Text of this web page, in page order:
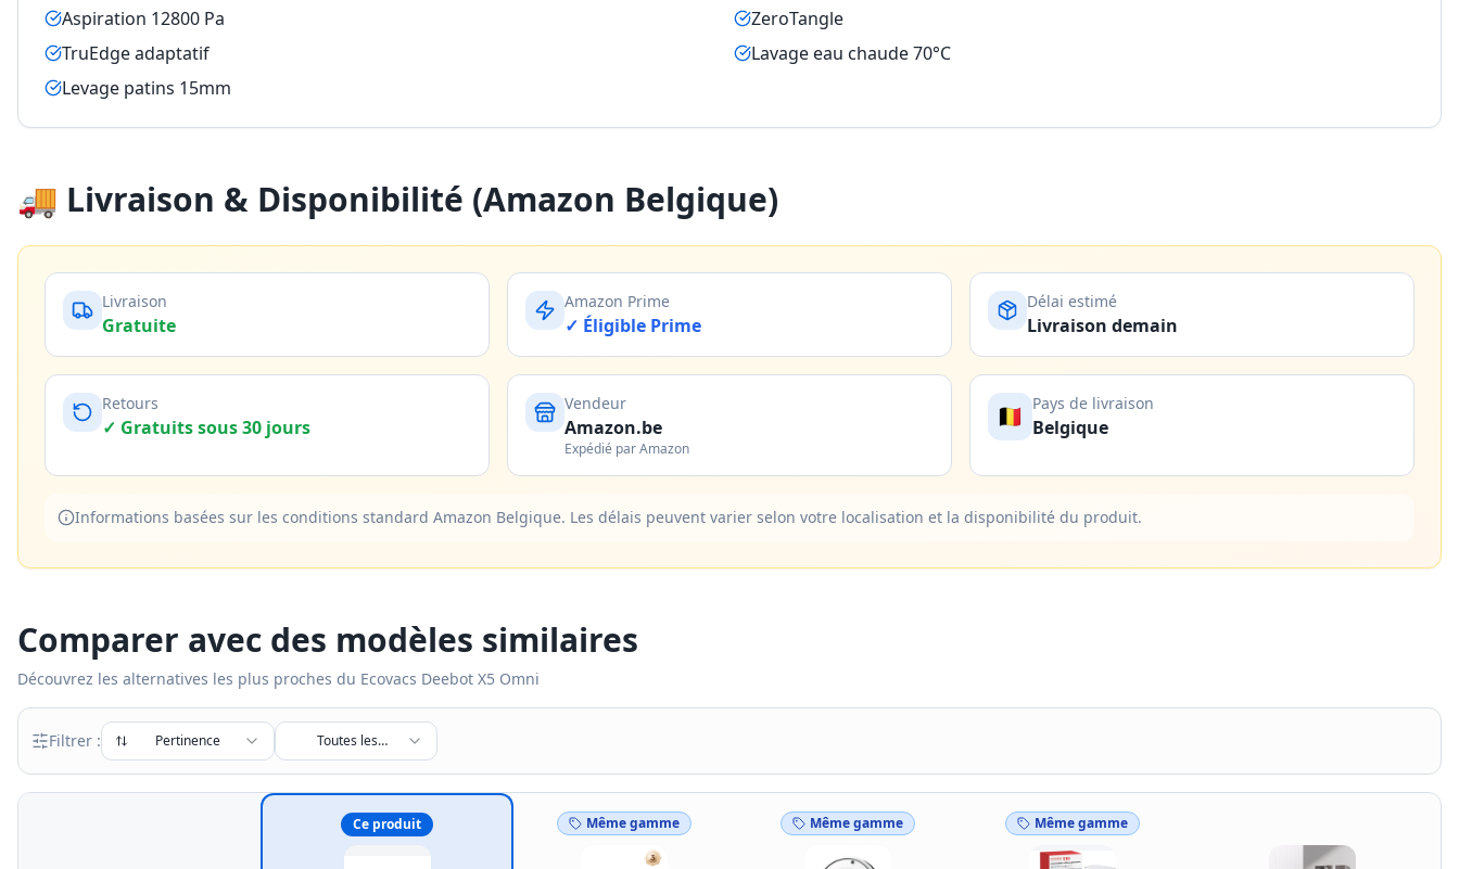
Aspiration 12800 Pa
ZeroTangle
TruEdge adaptatif
Lavage eau chaude 70°C
Levage patins 15mm
🚚 Livraison & Disponibilité (Amazon Belgique)
Livraison
Gratuite
Amazon Prime
✓ Éligible Prime
Délai estimé
Livraison demain
Retours
✓ Gratuits sous 30 jours
Vendeur
Amazon.be
Expédié par Amazon
🇧🇪 Pays de livraison
Belgique
Informations basées sur les conditions standard Amazon Belgique. Les délais peuvent varier selon votre localisation et la disponibilité du produit.
Comparer avec des modèles similaires
Découvrez les alternatives les plus proches du Ecovacs Deebot X5 Omni
Filtrer : Pertinence
Toutes les
marques
Ce produit Même gamme Même gamme Même gamme